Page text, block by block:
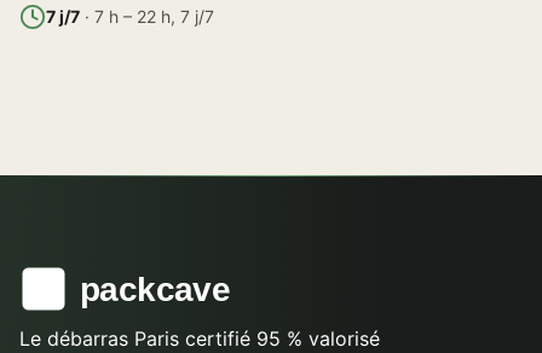
7 j/7 · 7 h – 22 h, 7 j/7
Le débarras Paris certifié 95 % valorisé